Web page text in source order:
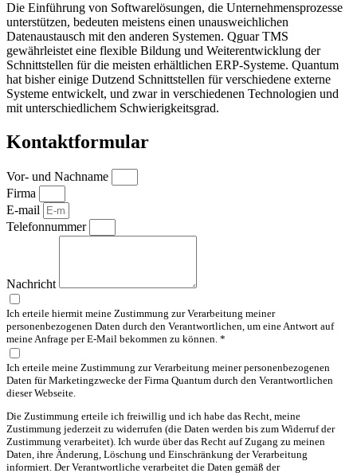
Die Einführung von Softwarelösungen, die Unternehmensprozesse
unterstützen, bedeuten meistens einen unausweichlichen
Datenaustausch mit den anderen Systemen. Qguar TMS
gewährleistet eine flexible Bildung und Weiterentwicklung der
Schnittstellen für die meisten erhältlichen ERP-Systeme. Quantum
hat bisher einige Dutzend Schnittstellen für verschiedene externe
Systeme entwickelt, und zwar in verschiedenen Technologien und
mit unterschiedlichem Schwierigkeitsgrad.
Kontaktformular
Vor- und Nachname
Firma
E-mail
Telefonnummer
Nachricht
Ich erteile hiermit meine Zustimmung zur Verarbeitung meiner
personenbezogenen Daten durch den Verantwortlichen, um eine Antwort auf
meine Anfrage per E-Mail bekommen zu können. *
Ich erteile meine Zustimmung zur Verarbeitung meiner personenbezogenen
Daten für Marketingzwecke der Firma Quantum durch den Verantwortlichen
dieser Webseite.
Die Zustimmung erteile ich freiwillig und ich habe das Recht, meine
Zustimmung jederzeit zu widerrufen (die Daten werden bis zum Widerruf der
Zustimmung verarbeitet). Ich wurde über das Recht auf Zugang zu meinen
Daten, ihre Änderung, Löschung und Einschränkung der Verarbeitung
informiert. Der Verantwortliche verarbeitet die Daten gemäß der